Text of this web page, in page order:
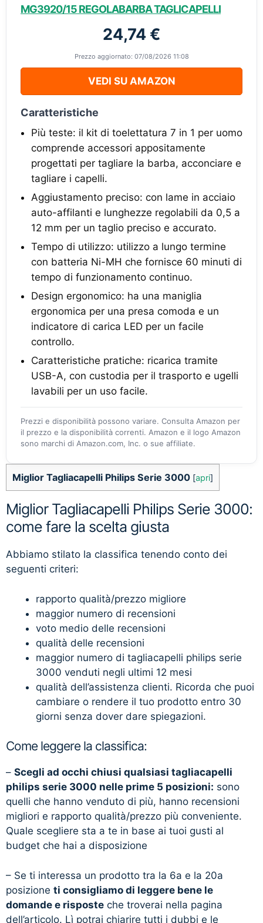
MG3920/15 REGOLABARBA TAGLICAPELLI
24,74 €
Prezzo aggiornato: 07/08/2026 11:08
VEDI SU AMAZON
Caratteristiche
Più teste: il kit di toelettatura 7 in 1 per uomo
comprende accessori appositamente
progettati per tagliare la barba, acconciare e
tagliare i capelli.
Aggiustamento preciso: con lame in acciaio
auto-affilanti e lunghezze regolabili da 0,5 a
12 mm per un taglio preciso e accurato.
Tempo di utilizzo: utilizzo a lungo termine
con batteria Ni-MH che fornisce 60 minuti di
tempo di funzionamento continuo.
Design ergonomico: ha una maniglia
ergonomica per una presa comoda e un
indicatore di carica LED per un facile
controllo.
Caratteristiche pratiche: ricarica tramite
USB-A, con custodia per il trasporto e ugelli
lavabili per un uso facile.
Prezzi e disponibilità possono variare. Consulta Amazon per
il prezzo e la disponibilità correnti. Amazon e il logo Amazon
sono marchi di Amazon.com, Inc. o sue affiliate.
Miglior Tagliacapelli Philips Serie 3000 [apri]
Miglior Tagliacapelli Philips Serie 3000:
come fare la scelta giusta
Abbiamo stilato la classifica tenendo conto dei
seguenti criteri:
rapporto qualità/prezzo migliore
maggior numero di recensioni
voto medio delle recensioni
qualità delle recensioni
maggior numero di tagliacapelli philips serie
3000 venduti negli ultimi 12 mesi
qualità dell’assistenza clienti. Ricorda che puoi
cambiare o rendere il tuo prodotto entro 30
giorni senza dover dare spiegazioni.
Come leggere la classifica:
– Scegli ad occhi chiusi qualsiasi tagliacapelli
philips serie 3000 nelle prime 5 posizioni: sono
quelli che hanno venduto di più, hanno recensioni
migliori e rapporto qualità/prezzo più conveniente.
Quale scegliere sta a te in base ai tuoi gusti al
budget che hai a disposizione
– Se ti interessa un prodotto tra la 6a e la 20a
posizione ti consigliamo di leggere bene le
domande e risposte che troverai nella pagina
dell’articolo. Lì potrai chiarire tutti i dubbi e le